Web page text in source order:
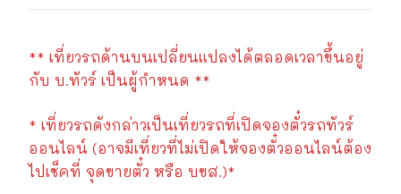
** เที่ยวรถด้านบนเปลี่ยนแปลงได้ตลอดเวลาขึ้นอยู่
กับ บ.ทัวร์ เป็นผู้กำหนด **
* เที่ยวรถดังกล่าวเป็นเที่ยวรถที่เปิดจองตั๋วรถทัวร์
ออนไลน์ (อาจมีเที่ยวที่ไม่เปิดให้จองตั๋วออนไลน์ต้อง
ไปเช็คที่ จุดขายตั๋ว หรือ บขส.)*